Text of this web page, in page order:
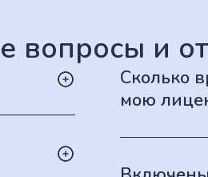
вопросы и
Сколько
мою